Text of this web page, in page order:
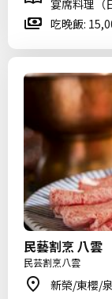
宴席料理（
吃晚飯:
民藝割烹 八雲
民芸割烹八雲
新榮/東櫻/